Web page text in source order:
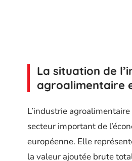
La situation de
agroalimentaire
L’industrie
secteur important de
européenne. Elle
la valeur ajoutée brute